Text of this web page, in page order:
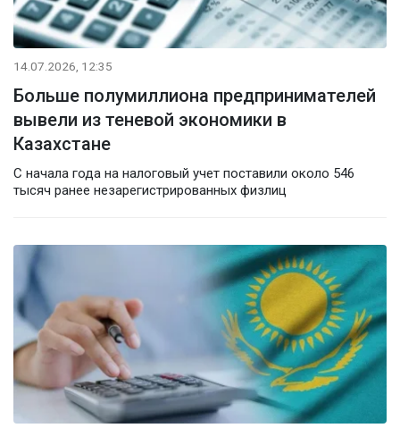
14.07.2026, 12:35
Больше полумиллиона предпринимателей
вывели из теневой экономики в
Казахстане
С начала года на налоговый учет поставили около 546
тысяч ранее незарегистрированных физлиц